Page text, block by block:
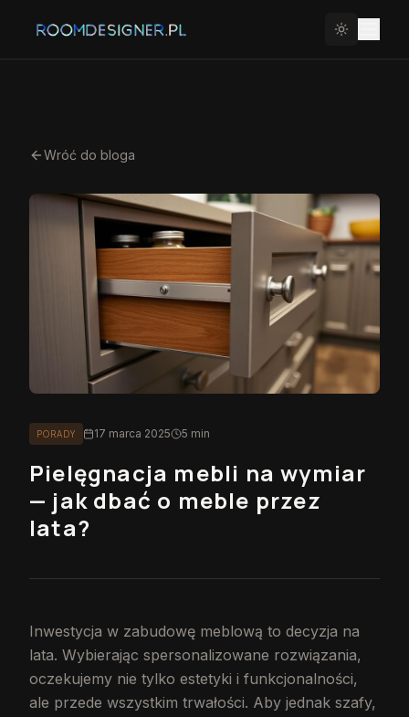
Wróć do bloga
PORADY 17 marca 2025 5 min
Pielęgnacja mebli na wymiar
— jak dbać o meble przez
lata?
Inwestycja w zabudowę meblową to decyzja na
lata. Wybierając spersonalizowane rozwiązania,
oczekujemy nie tylko estetyki i funkcjonalności,
ale przede wszystkim trwałości. Aby jednak szafy,